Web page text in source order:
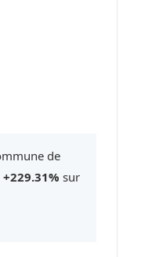
de
sur